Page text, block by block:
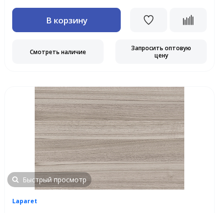
В корзину
Смотреть наличие
Запросить оптовую
цену
Быстрый просмотр
Laparet